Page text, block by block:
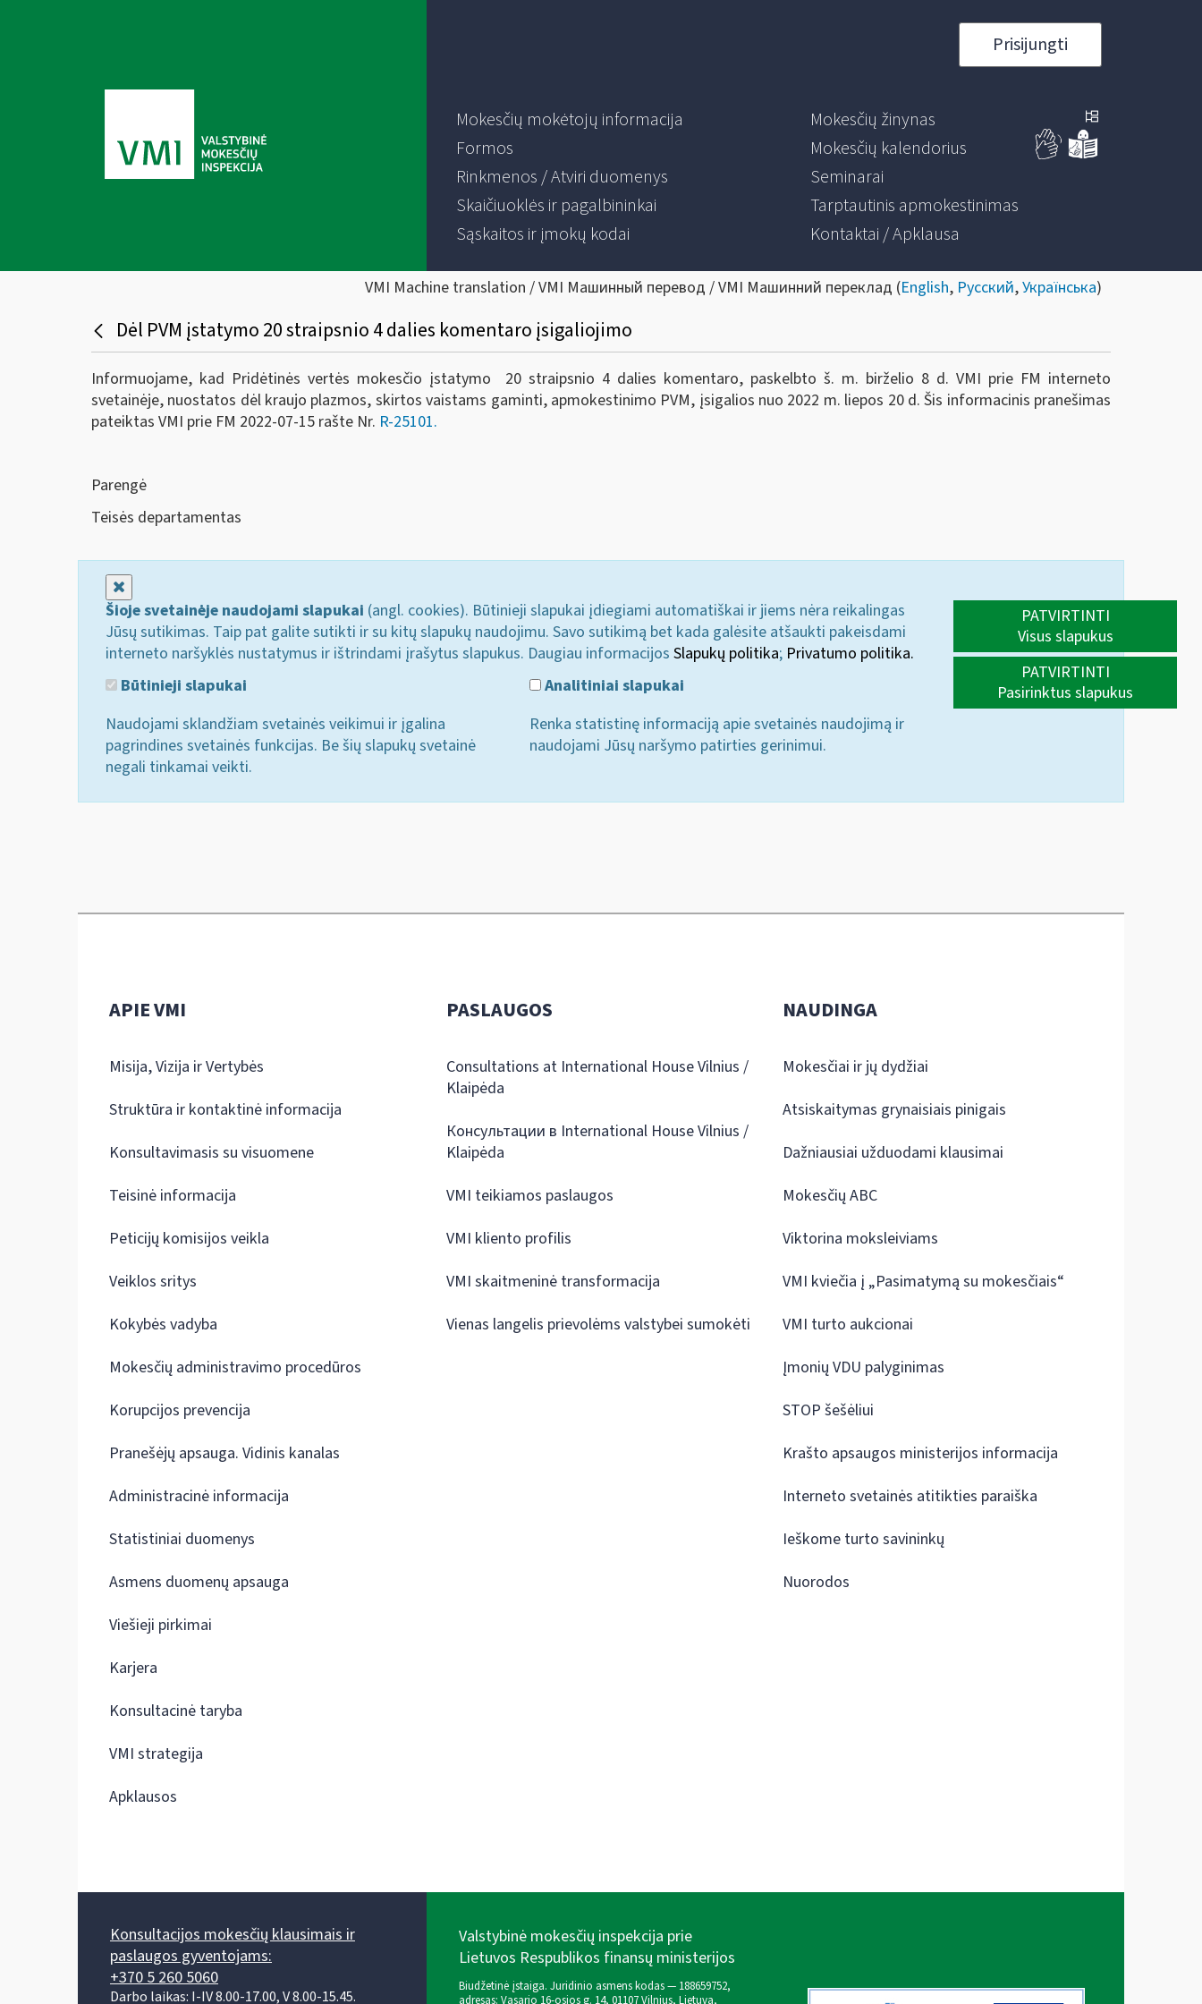
Prisijungti
Mokesčių mokėtojų informacija
Formos
Rinkmenos / Atviri duomenys
Skaičiuoklės ir pagalbininkai
Sąskaitos ir įmokų kodai
Mokesčių žinynas
Mokesčių kalendorius
Seminarai
Tarptautinis apmokestinimas
Kontaktai / Apklausa
VMI Machine translation / VMI Машинный перевод / VMI Машинний переклад (English, Русский,Українська)
Dėl PVM įstatymo 20 straipsnio 4 dalies komentaro įsigaliojimo
Informuojame, kad Pridėtinės vertės mokesčio įstatymo 20 straipsnio 4 dalies komentaro, paskelbto š. m. birželio 8 d. VMI prie FM interneto
svetainėje, nuostatos dėl kraujo plazmos, skirtos vaistams gaminti, apmokestinimo PVM, įsigalios nuo 2022 m. liepos 20 d. Šis informacinis pranešimas
pateiktas VMI prie FM 2022-07-15 rašte Nr. R-25101.
Parengė
Teisės departamentas
Šioje svetainėje naudojami slapukai (angl. cookies). Būtinieji slapukai įdiegiami automatiškai ir jiems nėra reikalingas
Jūsų sutikimas. Taip pat galite sutikti ir su kitų slapukų naudojimu. Savo sutikimą bet kada galėsite atšaukti pakeisdami
interneto naršyklės nustatymus ir ištrindami įrašytus slapukus. Daugiau informacijos Slapukų politika; Privatumo politika.
Būtinieji slapukai
Naudojami sklandžiam svetainės veikimui ir įgalina
pagrindines svetainės funkcijas. Be šių slapukų svetainė
negali tinkamai veikti.
Analitiniai slapukai
Renka statistinę informaciją apie svetainės naudojimą ir
naudojami Jūsų naršymo patirties gerinimui.
PATVIRTINTI
Visus slapukus
PATVIRTINTI
Pasirinktus slapukus
APIE VMI
Misija, Vizija ir Vertybės
Struktūra ir kontaktinė informacija
Konsultavimasis su visuomene
Teisinė informacija
Peticijų komisijos veikla
Veiklos sritys
Kokybės vadyba
Mokesčių administravimo procedūros
Korupcijos prevencija
Pranešėjų apsauga. Vidinis kanalas
Administracinė informacija
Statistiniai duomenys
Asmens duomenų apsauga
Viešieji pirkimai
Karjera
Konsultacinė taryba
VMI strategija
Apklausos
PASLAUGOS
Consultations at International House Vilnius /
Klaipėda
Консультации в International House Vilnius /
Klaipėda
VMI teikiamos paslaugos
VMI kliento profilis
VMI skaitmeninė transformacija
Vienas langelis prievolėms valstybei sumokėti
NAUDINGA
Mokesčiai ir jų dydžiai
Atsiskaitymas grynaisiais pinigais
Dažniausiai užduodami klausimai
Mokesčių ABC
Viktorina moksleiviams
VMI kviečia į „Pasimatymą su mokesčiais“
VMI turto aukcionai
Įmonių VDU palyginimas
STOP šešėliui
Krašto apsaugos ministerijos informacija
Interneto svetainės atitikties paraiška
Ieškome turto savininkų
Nuorodos
Konsultacijos mokesčių klausimais ir
paslaugos gyventojams:
+370 5 260 5060
Darbo laikas: I-IV 8.00-17.00, V 8.00-15.45.
Valstybinė mokesčių inspekcija prie
Lietuvos Respublikos finansų ministerijos
Biudžetinė įstaiga. Juridinio asmens kodas — 188659752,
adresas: Vasario 16-osios g. 14, 01107 Vilnius, Lietuva,